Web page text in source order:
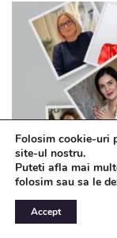
#a5a putere
#CinciAni de
Folosim cookie-uri
site-ul nostru.
Puteti afla mai
folosim sau sa le
Accept